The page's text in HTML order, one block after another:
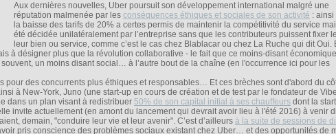
Aux dernières nouvelles, Uber poursuit son développement international malgré une
réputation malmenée par les conséquences éthiques et sociales de son activité :
la baisse des tarifs de 20% a certes permis de maintenir la compétitivité du service
été décidée unilatéralement par l’entreprise sans que les contributeurs puissent fixer
leur bien ou service, comme c’est le cas chez Blablacar ou chez La Ruche qui dit Oui.
à désigner plus que la révolution collaborative - le fait que ce moins-disant
un moins disant social… à l’autre bout de la chaîne (en l'occurrence ici pour les
pour des concurrents plus éthiques et responsables… Et ces brèches sont d'abord du
à New-York, Juno (une start-up en cours de création et de test par le fondateur de
dans un plan visant à redistribuer 50% de son capital initial à ses chauffeurs dont la
invite actuellement (en amont du lancement qui devrait avoir lieu à l'été 2016) à venir
demain, "conduire leur vie et leur avenir". C’est d’ailleurs à la suite de sessions de
pris conscience des problèmes sociaux existant chez Uber… et des opportunités de